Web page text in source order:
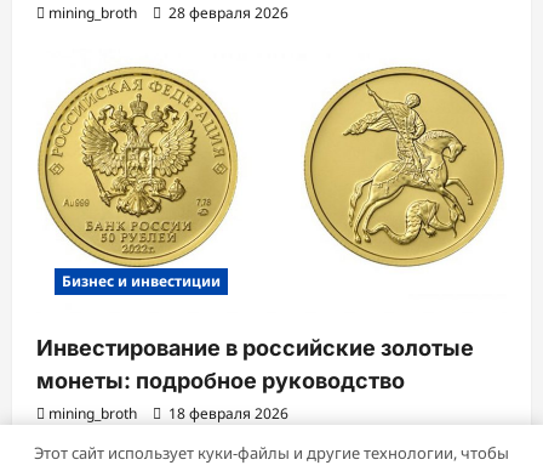
mining_broth 28 февраля 2026
Бизнес и инвестиции
Инвестирование в российские золотые
монеты: подробное руководство
mining_broth 18 февраля 2026
Этот сайт использует куки-файлы и другие технологии, чтобы